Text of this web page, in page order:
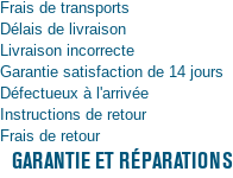
Frais de transports
Délais de livraison
Livraison incorrecte
Garantie satisfaction de 14 jours
Défectueux à l'arrivée
Instructions de retour
Frais de retour
GARANTIE ET RÉPARATIONS